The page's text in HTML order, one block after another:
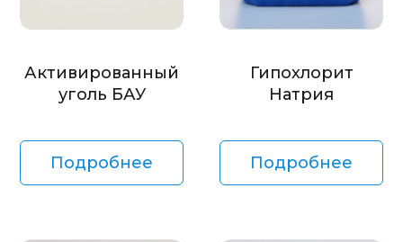
Активированный
уголь БАУ
Подробнее
Гипохлорит
Натрия
Подробнее